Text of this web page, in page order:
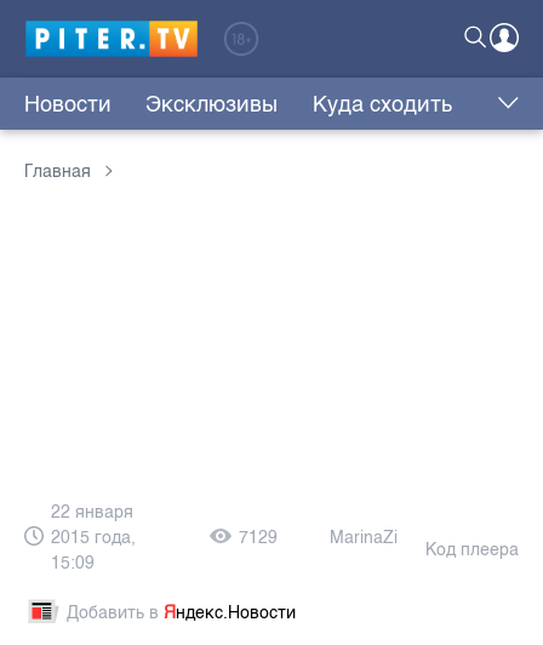
Новости Эксклюзивы Куда сходить
Главная
22 января
2015 года,
15:09
7129 MarinaZi
Код плеера
Добавить в Яндекс.Новости